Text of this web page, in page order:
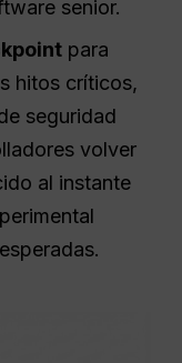
senior.
para
hitos críticos,
seguridad
volver
al instante